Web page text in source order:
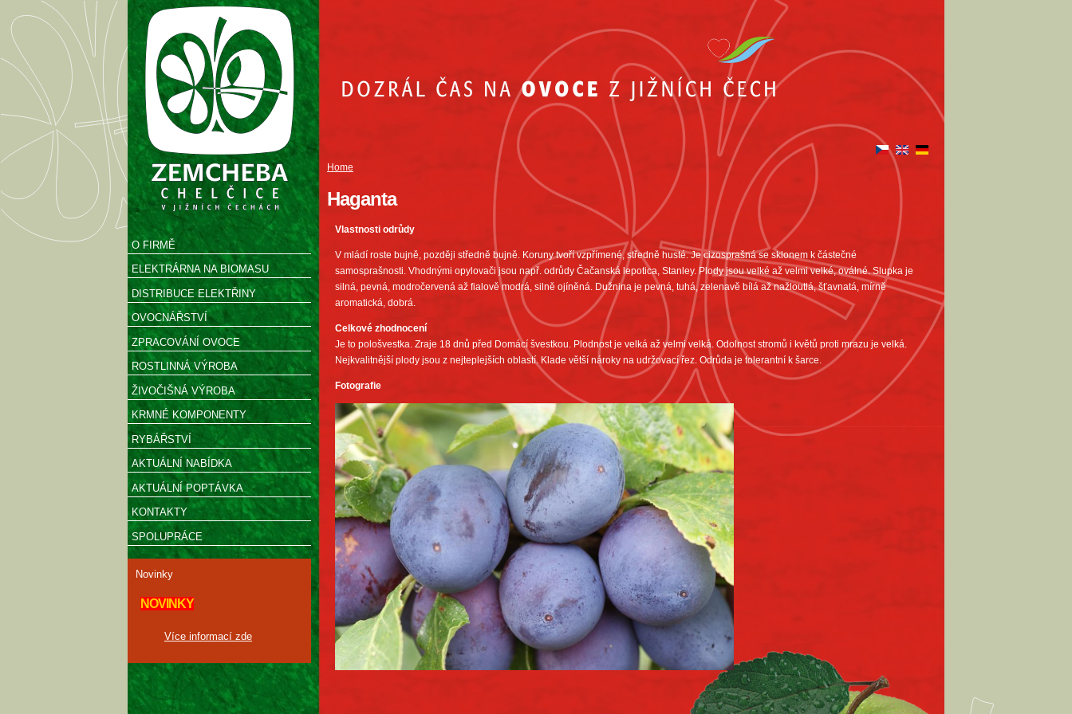
O FIRMĚ
ELEKTRÁRNA NA BIOMASU
DISTRIBUCE ELEKTŘINY
OVOCNÁŘSTVÍ
ZPRACOVÁNÍ OVOCE
ROSTLINNÁ VÝROBA
ŽIVOČIŠNÁ VÝROBA
KRMNÉ KOMPONENTY
RYBÁŘSTVÍ
AKTUÁLNÍ NABÍDKA
AKTUÁLNÍ POPTÁVKA
KONTAKTY
SPOLUPRÁCE
Novinky
NOVINKY
Více informací zde
Home
Haganta
Vlastnosti odrůdy
V mládí roste bujně, později středně bujně. Koruny tvoří vzpřímené, středně husté. Je cizosprašná se sklonem k částečné
samosprašnosti. Vhodnými opylovači jsou např. odrůdy Čačanská lepotica, Stanley. Plody jsou velké až velmi velké, oválné. Slupka je
silná, pevná, modročervená až fialově modrá, silně ojíněná. Dužnina je pevná, tuhá, zelenavě bílá až nažloutlá, šťavnatá, mírně
aromatická, dobrá.
Celkové zhodnocení
Je to pološvestka. Zraje 18 dnů před Domácí švestkou. Plodnost je velká až velmi velká. Odolnost stromů i květů proti mrazu je velká.
Nejkvalitnější plody jsou z nejteplejších oblastí. Klade větší nároky na udržovací řez. Odrůda je tolerantní k šarce.
Fotografie